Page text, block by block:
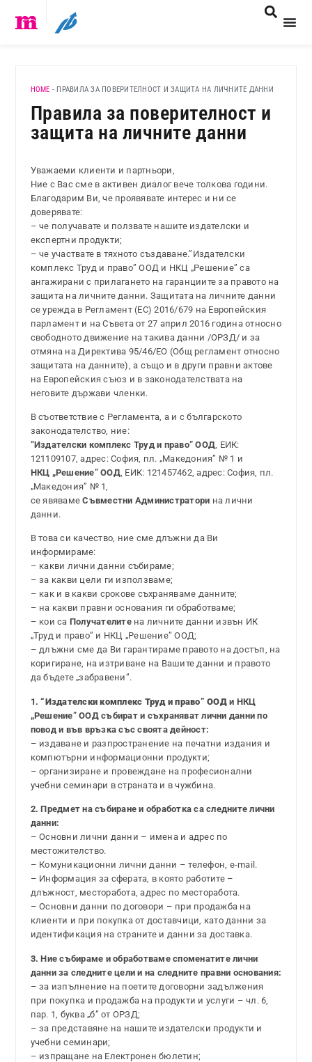
HOME - ПРАВИЛА ЗА ПОВЕРИТЕЛНОСТ И ЗАЩИТА НА ЛИЧНИТЕ ДАННИ
Правила за поверителност и
защита на личните данни
Уважаеми клиенти и партньори,
Ние с Вас сме в активен диалог вече толкова години.
Благодарим Ви, че проявявате интерес и ни се
доверявате:
– че получавате и ползвате нашите издателски и
експертни продукти;
– че участвате в тяхното създаване.”Издателски
комплекс Труд и право” ООД и НКЦ „Решение” са
ангажирани с прилагането на гаранциите за правото на
защита на личните данни. Защитата на личните данни
се урежда в Регламент (ЕС) 2016/679 на Европейския
парламент и на Съвета от 27 април 2016 година относно
свободното движение на такива данни /ОРЗД/ и за
отмяна на Директива 95/46/ЕО (Общ регламент относно
защитата на данните), а също и в други правни актове
на Европейския съюз и в законодателствата на
неговите държави членки.
В съответствие с Регламента, а и с българското
законодателство, ние:
“Издателски комплекс Труд и право” ООД, ЕИК:
121109107, адрес: София, пл. „Македония” № 1 и
НКЦ „Решение” ООД, ЕИК: 121457462, адрес: София, пл.
„Македония” № 1,
се явявамеСъвместни Администратори на лични
данни.
В това си качество, ние сме длъжни да Ви
информираме:
– какви лични данни събираме;
– за какви цели ги използваме;
– как и в какви срокове съхраняваме данните;
– на какви правни основания ги обработваме;
– кои са Получателитена личните данни извън ИК
„Труд и право” и НКЦ „Решение” ООД;
– длъжни сме да Ви гарантираме правото на достъп, на
коригиране, на изтриване на Вашите данни и правото
да бъдете „забравени”.
1.“Издателски комплекс Труд и право” ООДи НКЦ
„Решение” ООД събират и съхраняват лични данни по
повод и във връзка със своята дейност:
– издаване и разпространение на печатни издания и
компютърни информационни продукти;
– организиране и провеждане на професионални
учебни семинари в страната и в чужбина.
2. Предмет на събиране и обработка са следните лични
данни:
– Основни лични данни – имена и адрес по
местожителство.
– Комуникационни лични данни – телефон, e-mail.
– Информация за сферата, в която работите –
длъжност, месторабота, адрес по месторабота.
– Основни данни по договори – при продажба на
клиенти и при покупка от доставчици, като данни за
идентификация на страните и данни за доставка.
3. Ние събираме и обработваме споменатите лични
данни за следните цели и на следните правни основания:
– за изпълнение на поетите договорни задължения
при покупка и продажба на продукти и услуги – чл. 6,
пар. 1, буква „б” от ОРЗД;
– за представяне на нашите издателски продукти и
учебни семинари;
– изпращане на Електронен бюлетин;